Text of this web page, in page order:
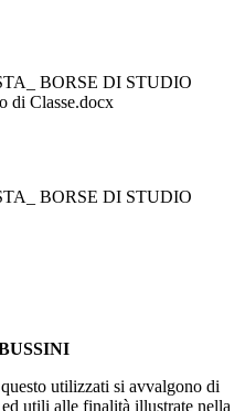
BORSE DI STUDIO
Classe.docx
BORSE DI STUDIO
utilizzati si avvalgono di
utili alle finalità illustrate nella